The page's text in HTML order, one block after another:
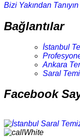
Bizi Yakından Tanıyın
Bağlantılar
İstanbul
Ankara
Saral
Facebook